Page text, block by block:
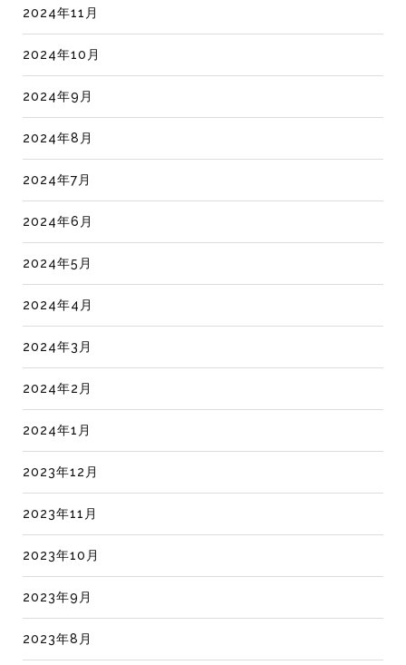
2024年11月
2024年10月
2024年9月
2024年8月
2024年7月
2024年6月
2024年5月
2024年4月
2024年3月
2024年2月
2024年1月
2023年12月
2023年11月
2023年10月
2023年9月
2023年8月